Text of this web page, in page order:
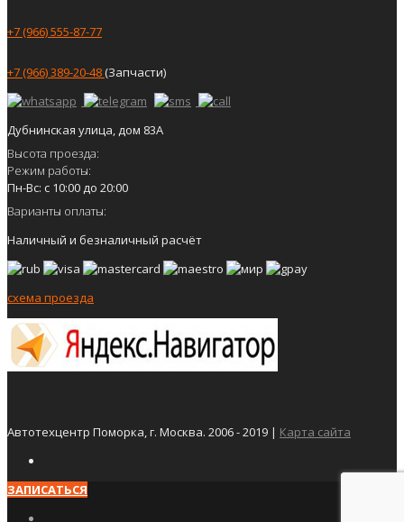
+7 (966) 555-87-77
+7 (966) 389-20-48(Запчасти)
Дубнинская улица, дом 83А
Высота проезда:
Режим работы:
Пн-Вс: с 10:00 до 20:00
Варианты оплаты:
Наличный и безналичный расчёт
схема проезда
Автотехцентр Поморка, г. Москва. 2006 - 2019 | Карта сайта
ЗАПИСАТЬСЯ